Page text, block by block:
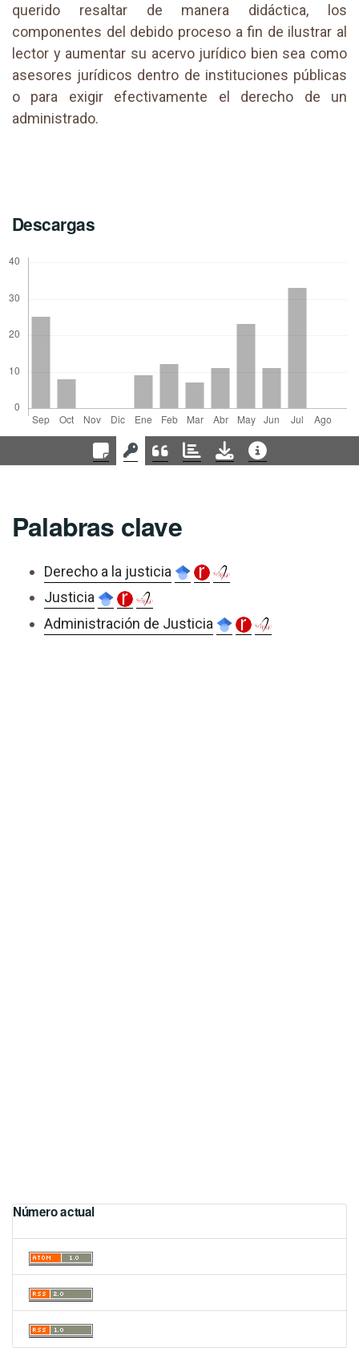
querido resaltar de manera didáctica, los
componentes del debido proceso a fin de ilustrar al
lector y aumentar su acervo jurídico bien sea como
asesores jurídicos dentro de instituciones públicas
o para exigir efectivamente el derecho de un
administrado.
Descargas
Palabras clave
Derecho a la justicia
Justicia
Administración de Justicia
Número actual